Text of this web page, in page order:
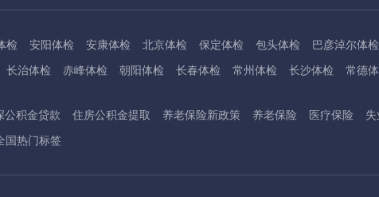
检 安阳体检 安康体检 北京体检 保定体检 包头体检 巴彦淖尔体检
长治体检 赤峰体检 朝阳体检 长春体检 常州体检 长沙体检 常德
赣州体检 广州体检 桂林体检 贵港体检 广元体检 贵阳体检 红
湖州体检
晋城体检 晋中体检 锦州体检 吉林体检 齐齐哈尔体检 鸡西体检
公积金贷款 住房公积金提取 养老保险新政策 养老保险 医疗保险
国热门标签